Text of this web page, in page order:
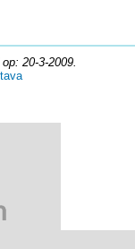
20-3-2009.